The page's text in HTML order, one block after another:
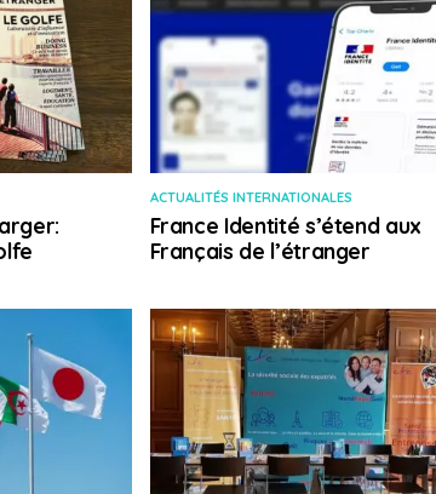
ACTUALITÉS INTERNATIONALES
France Identité s’étend aux
Français de l’étranger